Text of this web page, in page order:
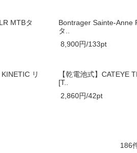
MTBタ
Bontrager Sainte-Anne
タ..
8,900円/133pt
リ
【乾電池式】CATEYE
[T..
2,860円/42pt
186